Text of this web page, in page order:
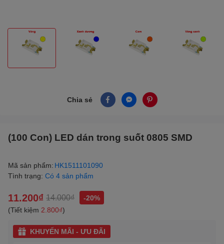
Chia sẻ
(100 Con) LED dán trong suốt 0805 SMD
Mã sản phẩm: HK1511101090
Tình trạng: Có 4 sản phẩm
11.200₫ 14.000₫
-20%
(Tiết kiệm 2.800₫)
KHUYẾN MÃI - ƯU ĐÃI